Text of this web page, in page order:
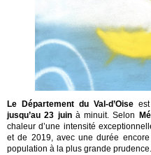
Le Département du Val-d’Oise
jusqu’au 23 juinà minuit. Selon
chaleur d’une intensité
et de 2019, avec une durée
population à la plus grande prudence.